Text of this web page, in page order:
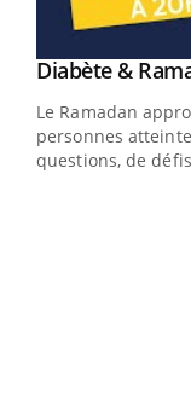
Youtube
Diabète &
Le Ramadan
personnes
questions, de